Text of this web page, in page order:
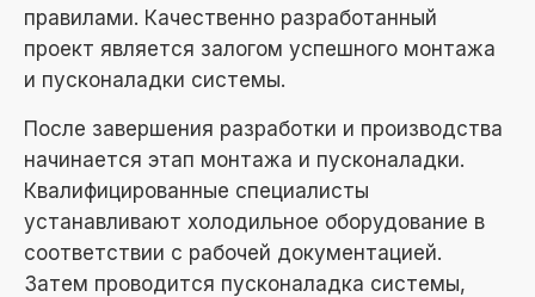
правилами. Качественно разработанный
проект является залогом успешного монтажа
и пусконаладки системы.
После завершения разработки и производства
начинается этап монтажа и пусконаладки.
Квалифицированные специалисты
устанавливают холодильное оборудование в
соответствии с рабочей документацией.
Затем проводится пусконаладка системы,